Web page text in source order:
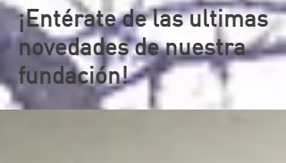
¡Entératede las ultimas
novedades de nuestra
fundación!